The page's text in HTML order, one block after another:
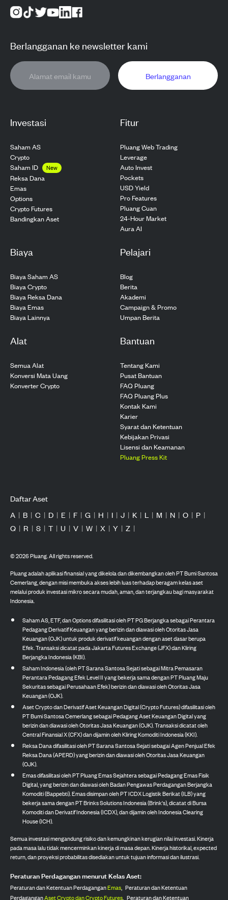
Investasi
Saham AS
Crypto
Saham ID
New
Reksa Dana
Emas
Options
Crypto Futures
Bandingkan Aset
Fitur
Pluang Web Trading
Leverage
Auto Invest
Pockets
USD Yield
Pro Features
Pluang Cuan
24-Hour Market
Aura AI
Biaya
Biaya Saham AS
Biaya Crypto
Biaya Reksa Dana
Biaya Emas
Biaya Lainnya
Pelajari
Blog
Berita
Akademi
Campaign & Promo
Umpan Berita
Alat
Semua Alat
Konversi Mata Uang
Konverter Crypto
Bantuan
Tentang Kami
Pusat Bantuan
FAQ Pluang
FAQ Pluang Plus
Kontak Kami
Karier
Syarat dan Ketentuan
Kebijakan Privasi
Lisensi dan Keamanan
Pluang Press Kit
Berlangganan ke newsletter kami
Berlangganan
Daftar Aset
A | B | C | D | E | F | G | H | I | J | K | L | M | N | O | P |
Q | R | S | T | U | V | W | X | Y | Z |
©2026Pluang. All rights reserved.
Pluang adalah aplikasi finansial yang dikelola dan dikembangkan oleh PT Bumi Santosa
Cemerlang, dengan misi membuka akses lebih luas terhadap beragam kelas aset
melalui produk investasi mikro secara mudah, aman, dan terjangkau bagi masyarakat
Indonesia.
Saham AS, ETF, dan Options difasilitasi oleh PT PG Berjangka sebagai Perantara
Pedagang Derivatif Keuangan yang berizin dan diawasi oleh Otoritas Jasa
Keuangan (OJK) untuk produk derivatif keuangan dengan aset dasar berupa
Efek. Transaksi dicatat pada Jakarta Futures Exchange (JFX) dan Kliring
Berjangka Indonesia (KBI).
Saham Indonesia (oleh PT Sarana Santosa Sejati sebagai Mitra Pemasaran
Perantara Pedagang Efek Level II yang bekerja sama dengan PT Pluang Maju
Sekuritas sebagai Perusahaan Efek) berizin dan diawasi oleh Otoritas Jasa
Keuangan (OJK).
Aset Crypto dan Derivatif Aset Keuangan Digital (Crypto Futures) difasilitasi oleh
PT Bumi Santosa Cemerlang sebagai Pedagang Aset Keuangan Digital yang
berizin dan diawasi oleh Otoritas Jasa Keuangan (OJK). Transaksi dicatat oleh
Central Finansial X (CFX) dan dijamin oleh Kliring Komoditi Indonesia (KKI).
Reksa Dana difasilitasi oleh PT Sarana Santosa Sejati sebagai Agen Penjual Efek
Reksa Dana (APERD) yang berizin dan diawasi oleh Otoritas Jasa Keuangan
(OJK).
Emas difasilitasi oleh PT Pluang Emas Sejahtera sebagai Pedagang Emas Fisik
Digital, yang berizin dan diawasi oleh Badan Pengawas Perdagangan Berjangka
Komoditi (Bappebti). Emas disimpan oleh PT ICDX Logistik Berikat (ILB) yang
bekerja sama dengan PT Brinks Solutions Indonesia (Brink's), dicatat di Bursa
Komoditi dan Derivatif Indonesia (ICDX), dan dijamin oleh Indonesia Clearing
House (ICH).
Semua investasi mengandung risiko dan kemungkinan kerugian nilai investasi. Kinerja
pada masa lalu tidak mencerminkan kinerja di masa depan. Kinerja historikal, expected
return, dan proyeksi probabilitas disediakan untuk tujuan informasi dan ilustrasi.
Peraturan Perdagangan menurut Kelas Aset:
Peraturan dan Ketentuan PerdaganganEmas, Peraturan dan Ketentuan
PerdaganganAset Crypto dan Crypto Futures, Peraturan dan Ketentuan